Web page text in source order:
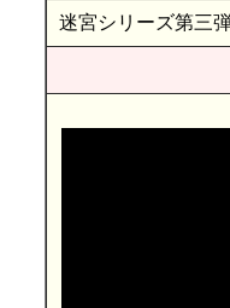
迷宮シリーズ第三